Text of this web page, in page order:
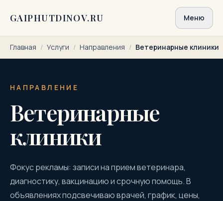
GAIPHUTDINOV.RU Меню
Главная / Услуги / Направления / Ветеринарные клиники
НАПРАВЛЕНИЕ
Ветеринарные
клиники
Фокус рекламы: записи на прием ветеринара,
диагностику, вакцинацию и срочную помощь. В
объявлениях подсвечиваю врачей, график, цены,